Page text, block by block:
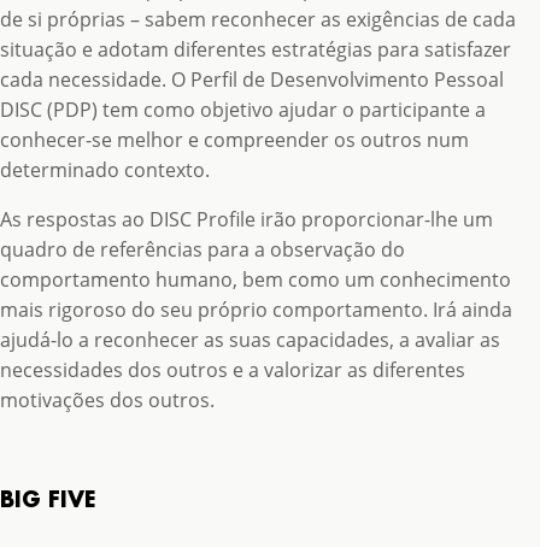
de si próprias – sabem reconhecer as exigências de cada
situação e adotam diferentes estratégias para satisfazer
cada necessidade. O Perfil de Desenvolvimento Pessoal
DISC (PDP) tem como objetivo ajudar o participante a
conhecer-se melhor e compreender os outros num
determinado contexto.
As respostas ao DISC Profile irão proporcionar-lhe um
quadro de referências para a observação do
comportamento humano, bem como um conhecimento
mais rigoroso do seu próprio comportamento. Irá ainda
ajudá-lo a reconhecer as suas capacidades, a avaliar as
necessidades dos outros e a valorizar as diferentes
motivações dos outros.
BIG FIVE